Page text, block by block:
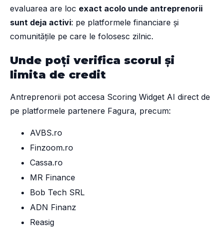
evaluarea are loc exact acolo unde antreprenorii
sunt deja activi: pe platformele financiare și
comunitățile pe care le folosesc zilnic.
Unde poți verifica scorul și
limita de credit
Antreprenorii pot accesa Scoring Widget AI direct de
pe platformele partenere Fagura, precum:
AVBS.ro
Finzoom.ro
Cassa.ro
MR Finance
Bob Tech SRL
ADN Finanz
Reasig